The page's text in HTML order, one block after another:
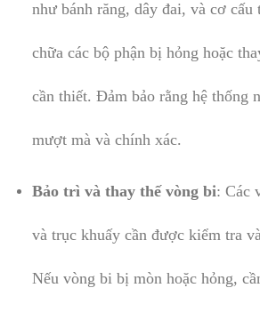
như bánh răng, dây đai, và cơ cấu
chữa các bộ phận bị hỏng hoặc
cần thiết. Đảm bảo rằng hệ thống
mượt mà và chính xác.
Bảo trì và thay thế vòng bi: Các
và trục khuấy cần được kiểm tra
Nếu vòng bi bị mòn hoặc hỏng,